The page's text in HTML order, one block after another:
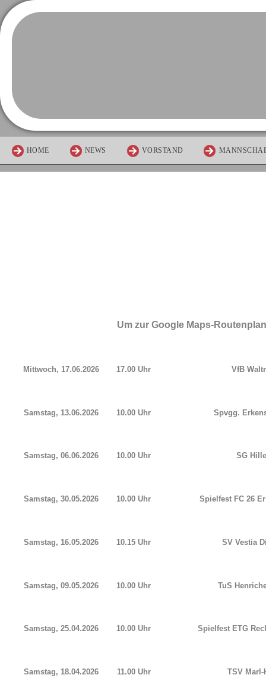
HOME NEWS VORSTAND
Um zur Google Maps-
Mittwoch, 17.06.2026 17.00 Uhr VfB
Samstag, 13.06.2026 10.00 Uhr Spvgg.
Samstag, 06.06.2026 10.00 Uhr SG
Samstag, 30.05.2026 10.00 Uhr Spielfest FC 26
Samstag, 16.05.2026 10.15 Uhr SV Vestia
Samstag, 09.05.2026 10.00 Uhr TuS
Samstag, 25.04.2026 10.00 Uhr Spielfest ETG
Samstag, 18.04.2026 11.00 Uhr TSV Marl-